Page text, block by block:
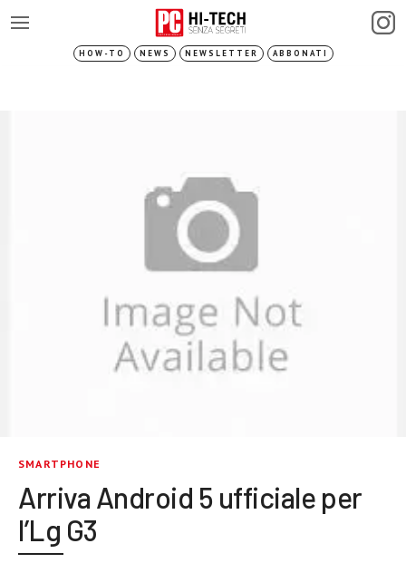
HOW-TO NEWS NEWSLETTER ABBONATI
SMARTPHONE
Arriva Android 5 ufficiale per
l’Lg G3